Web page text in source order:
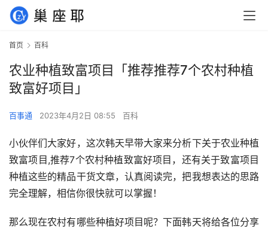
首页 百科
农业种植致富项目「推荐推荐7个农村种植
致富好项目」
百事通 2023年4月2日 08:55 百科
小伙伴们大家好，这次韩天早带大家来分析下关于农业种植
致富项目,推荐7个农村种植致富好项目，还有关于致富项目
种植这些的精品干货文章，认真阅读完，把我想表达的思路
完全理解，相信你很快就可以掌握！
那么现在农村有哪些种植好项目呢？下面韩天将给各位分享